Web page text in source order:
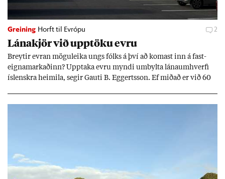
Greining Horft til Evrópu 2
Lána­kjör við upp­töku evru
Breyt­ir evr­an mögu­leika ungs fólks á því að kom­ast inn á fast­
eigna­mark­að­inn? Upp­taka evru myndi um­bylta lánaum­hverfi
ís­lenskra heim­ila, seg­ir Gauti B. Eggerts­son. Ef mið­að er við 60